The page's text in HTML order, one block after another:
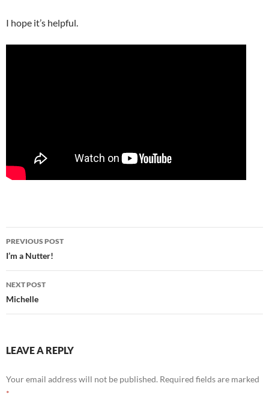
I hope it’s helpful.
Post
navigation
PREVIOUS POST
I’m a Nutter!
NEXT POST
Michelle
LEAVE A REPLY
Your email address will not be published. Required fields are marked
*